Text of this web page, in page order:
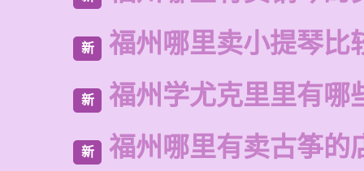
新 福州哪里卖小提琴比
新 福州学尤克里里有哪
新 福州哪里有卖古筝的